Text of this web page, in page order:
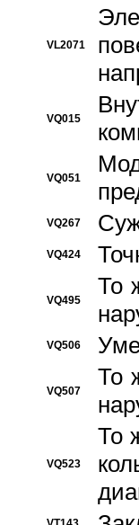
VL2071
VQ015
VQ051
VQ267
VQ424
VQ495
То
VQ506
VQ507
То
VQ523
То